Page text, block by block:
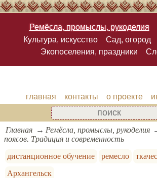
Ремёсла, промыслы, рукоделия
Культура, искусство
Сад, огород
Экопоселения, праздники
главная контакты о проекте
Главная Ремёсла, промыслы, рукоделия
поясов. Традиция и современность
дистанционное обучение
ремесло
Архангельск